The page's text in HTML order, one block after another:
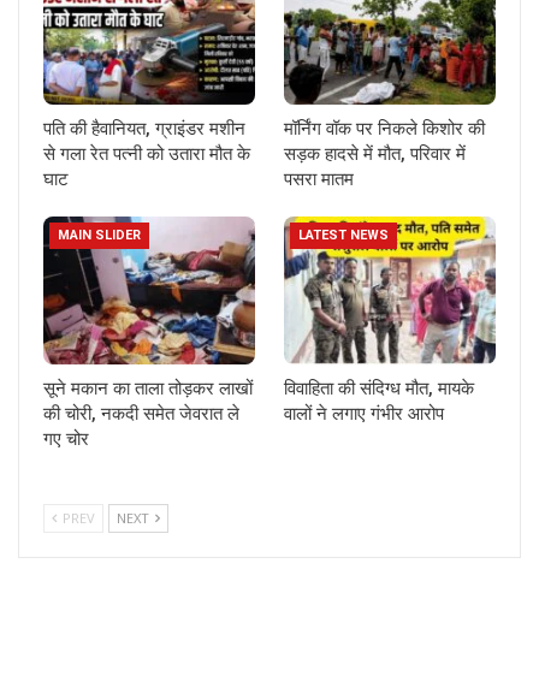
पति की हैवानियत, ग्राइंडर मशीन
से गला रेत पत्नी को उतारा मौत के
घाट
मॉर्निंग वॉक पर निकले किशोर की
सड़क हादसे में मौत, परिवार में
पसरा मातम
MAIN SLIDER
सूने मकान का ताला तोड़कर लाखों
की चोरी, नकदी समेत जेवरात ले
गए चोर
LATEST NEWS
विवाहिता की संदिग्ध मौत, मायके
वालों ने लगाए गंभीर आरोप
PREV NEXT